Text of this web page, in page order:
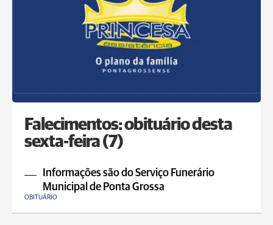
Falecimentos: obituário desta
sexta-feira (7)
Informações são do Serviço Funerário
Municipal de Ponta Grossa
OBITUÁRIO